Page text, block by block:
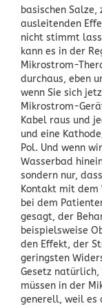
basischen
ausleitenden
nicht stimmt
kann es in der
Mikrostrom-
durchaus, eben
wenn Sie sich
Mikrostrom-
Kabel raus und
und eine
Pol. Und wenn
Wasserbad
sondern nur,
Kontakt mit dem
bei dem
gesagt, der
beispielsweise
den Effekt, der
geringsten
Gesetz
müssen in der
generell, weil es